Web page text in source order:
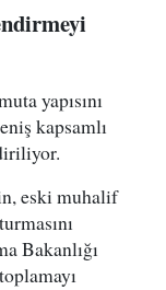
yapısını
kapsamlı
eski muhalif
Bakanlığı